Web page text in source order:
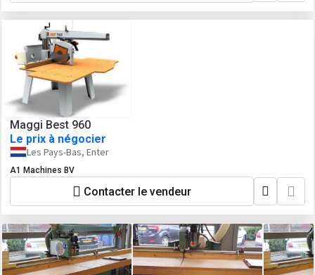
Maggi Best 960
Le prix à négocier
Les Pays-Bas, Enter
A1 Machines BV
Contacter le vendeur